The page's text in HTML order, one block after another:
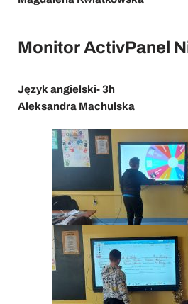
Monitor ActivPanel
Język angielski- 3h
Aleksandra Machulska